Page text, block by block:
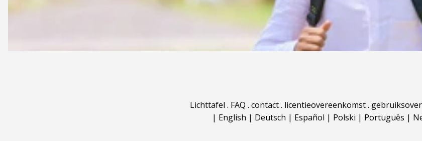
Lichttafel . FAQ . contact. licentieovereenkomst.
| English | Deutsch | Español | Polski | Português |